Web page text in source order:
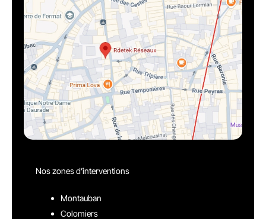
Nos zones d’interventions
Montauban
Colomiers